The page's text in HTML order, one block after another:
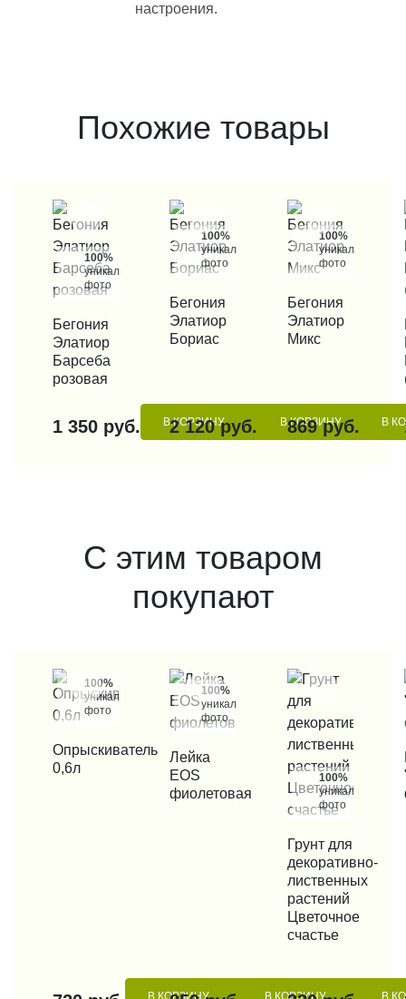
настроения.
Похожие товары
100%
уникальные
фото
КУПИТЬ В 1 КЛИК
Бегония
Элатиор
Барсеба
розовая
1 350 руб. В КОРЗИНУ
100%
уникальные
фото
КУПИТЬ В 1 КЛИК
Бегония
Элатиор
Бориас
2 120 руб. В КОРЗИНУ
100%
уникальные
фото
КУПИТЬ В 1 КЛИК
Бегония
Элатиор
Микс
869 руб. В
С этим товаром
покупают
100%
уникальные
фото
КУПИТЬ В 1 КЛИК
Опрыскиватель
0,6л
100%
уникальные
фото
КУПИТЬ В 1 КЛИК
Лейка
EOS
фиолетовая
100%
уникальные
фото
КУПИТЬ В 1 КЛИК
Грунт для
декоративно-
лиственных
растений
Цветочное
счастье